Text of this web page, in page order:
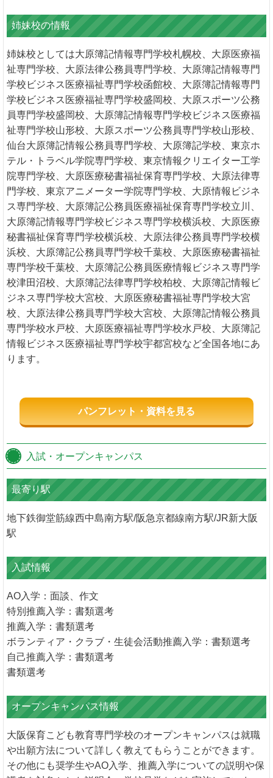
姉妹校の情報
姉妹校としては大原簿記情報専門学校札幌校、大原医療福
祉専門学校、大原法律公務員専門学校、大原簿記情報専門
学校ビジネス医療福祉専門学校函館校、大原簿記情報専門
学校ビジネス医療福祉専門学校盛岡校、大原スポーツ公務
員専門学校盛岡校、大原簿記情報専門学校ビジネス医療福
祉専門学校山形校、大原スポーツ公務員専門学校山形校、
仙台大原簿記情報公務員専門学校、大原簿記学校、東京ホ
テル・トラベル学院専門学校、東京情報クリエイター工学
院専門学校、大原医療秘書福祉保育専門学校、大原法律専
門学校、東京アニメーター学院専門学校、大原情報ビジネ
ス専門学校、大原簿記公務員医療福祉保育専門学校立川、
大原簿記情報専門学校ビジネス専門学校横浜校、大原医療
秘書福祉保育専門学校横浜校、大原法律公務員専門学校横
浜校、大原簿記公務員専門学校千葉校、大原医療秘書福祉
専門学校千葉校、大原簿記公務員医療情報ビジネス専門学
校津田沼校、大原簿記法律専門学校柏校、大原簿記情報ビ
ジネス専門学校大宮校、大原医療秘書福祉専門学校大宮
校、大原法律公務員専門学校大宮校、大原簿記情報公務員
専門学校水戸校、大原医療福祉専門学校水戸校、大原簿記
情報ビジネス医療福祉専門学校宇都宮校など全国各地にあ
ります。
パンフレット・資料を見る
入試・オープンキャンパス
最寄り駅
地下鉄御堂筋線西中島南方駅/阪急京都線南方駅/JR新大阪
駅
入試情報
AO入学：面談、作文
特別推薦入学：書類選考
推薦入学：書類選考
ボランティア・クラブ・生徒会活動推薦入学：書類選考
自己推薦入学：書類選考
書類選考
オープンキャンパス情報
大阪保育こども教育専門学校のオープンキャンパスは就職
や出願方法について詳しく教えてもらうことができます。
その他にも奨学生やAO入学、推薦入学についての説明や保